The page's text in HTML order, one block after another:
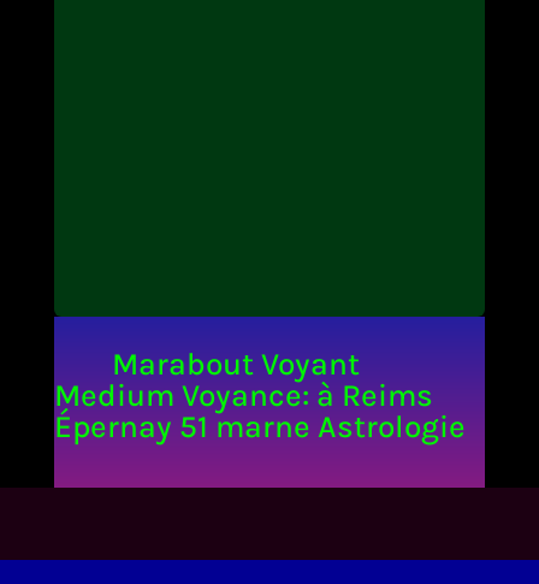
Marabout Voyant
Medium Voyance: à Reims
Épernay 51 marne Astrologie